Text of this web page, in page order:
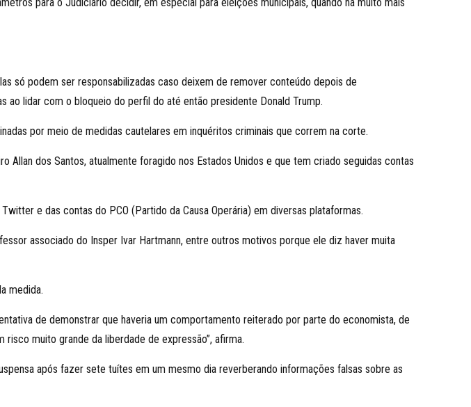
só podem ser responsabilizadas caso deixem de remover conteúdo depois de
ao lidar com o bloqueio do perfil do até então presidente Donald Trump.
por meio de medidas cautelares em inquéritos criminais que correm na corte.
dos Santos, atualmente foragido nos Estados Unidos e que tem criado seguidas contas
e das contas do PCO (Partido da Causa Operária) em diversas plataformas.
associado do Insper Ivar Hartmann, entre outros motivos porque ele diz haver muita
medida.
de demonstrar que haveria um comportamento reiterado por parte do economista, de
muito grande da liberdade de expressão”, afirma.
após fazer sete tuítes em um mesmo dia reverberando informações falsas sobre as